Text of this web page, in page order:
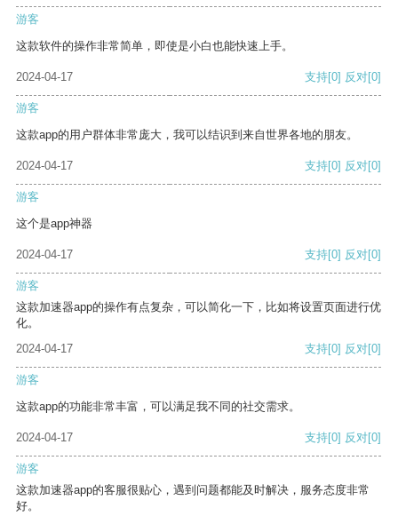
游客
这款软件的操作非常简单，即使是小白也能快速上手。
2024-04-17 支持[0] 反对[0]
游客
这款app的用户群体非常庞大，我可以结识到来自世界各地的朋友。
2024-04-17 支持[0] 反对[0]
游客
这个是app神器
2024-04-17 支持[0] 反对[0]
游客
这款加速器app的操作有点复杂，可以简化一下，比如将设置页面进行优
化。
2024-04-17
支持[0] 反对[0]
游客
这款app的功能非常丰富，可以满足我不同的社交需求。
2024-04-17 支持[0] 反对[0]
游客
这款加速器app的客服很贴心，遇到问题都能及时解决，服务态度非常
好。